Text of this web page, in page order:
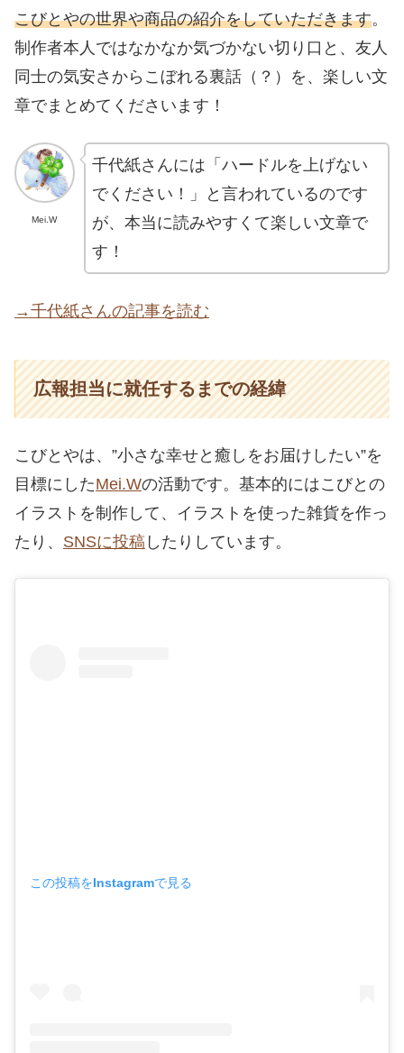
こびとやの世界や商品の紹介をしていただきます。
制作者本人ではなかなか気づかない切り口と、友人
同士の気安さからこぼれる裏話（？）を、楽しい文
章でまとめてくださいます！
Mei.W
千代紙さんには「ハードルを上げない
でください！」と言われているのです
が、本当に読みやすくて楽しい文章で
す！
→千代紙さんの記事を読む
広報担当に就任するまでの経緯
こびとやは、”小さな幸せと癒しをお届けしたい”を
目標にしたMei.Wの活動です。基本的にはこびとの
イラストを制作して、イラストを使った雑貨を作っ
たり、 SNSに投稿 したりしています。
この投稿をInstagramで見る